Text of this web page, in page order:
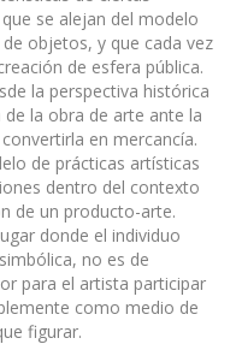
se alejan del modelo
objetos, y que cada vez
de esfera pública.
la perspectiva histórica
la obra de arte ante la
en mercancía.
de prácticas artísticas
dentro del contexto
de un producto-arte.
donde el individuo
no es de
para el artista participar
como medio de
figurar.